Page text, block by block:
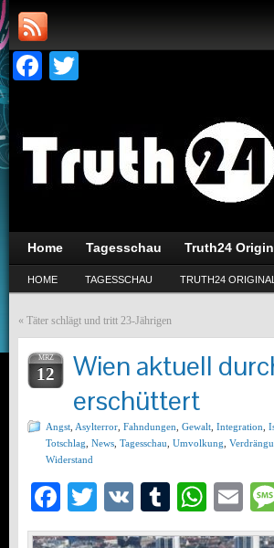
Facebook
Home Tagesschau Truth24
HOME TAGESSCHAU TRUTH24 ORIGINAL
« Täter schlägt und tritt 23-Jährigen
MRZ
12
Wien aktuell
erschüttert
Angst Asylterror Fahndungen Gewalt Integration
Totschlag News Tagesschau Umvolkung
Widerstand
Facebook
Twitter
VK Tumblr